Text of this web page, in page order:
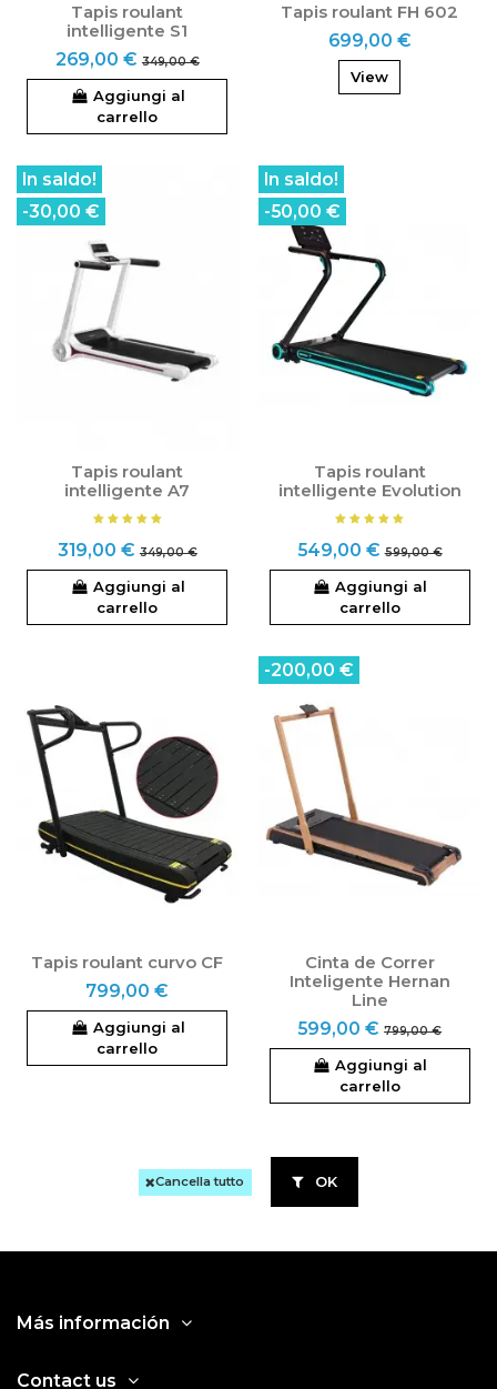
Tapis roulant
intelligente S1
269,00 € 349,00 €
Aggiungi al
carrello
Tapis roulant FH 602
699,00 €
View
In saldo!
-30,00 €
Tapis roulant
intelligente A7
319,00 € 349,00 €
Aggiungi al
carrello
In saldo!
-50,00 €
Tapis roulant
intelligente Evolution
549,00 € 599,00 €
Aggiungi al
carrello
Tapis roulant curvo CF
799,00 €
Aggiungi al
carrello
-200,00 €
Cinta de Correr
Inteligente Hernan
Line
599,00 € 799,00 €
Aggiungi al
carrello
Cancella tutto OK
Más información
Contact us